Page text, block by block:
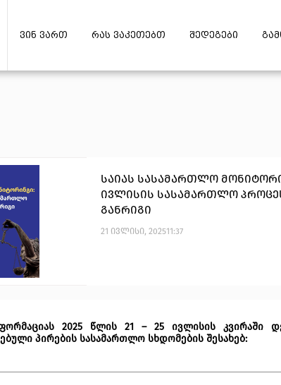
ვინ ვართ რას ვაკეთებთ შედეგები
საიას სასამართლო
ივლისის სასამართლო
განრიგი
21 ივლისი, 202511:37
2025 წლის21 – 25 ივლისისკვირაში
პირების სასამართლო სხდომების შესახებ: